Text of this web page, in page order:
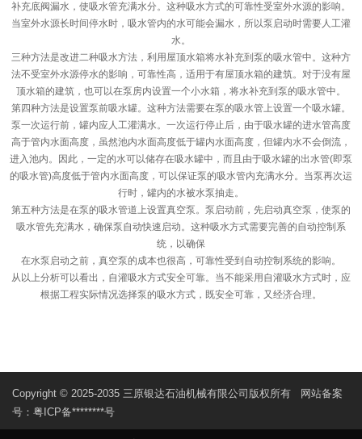
补充底阀漏水，使吸水管充满水分。这种吸水方式的可靠性受室外水源的影响。
当室外水源长时间停水时，吸水管内的水可能会漏水，所以泵启动时需要人工灌
水。
三种方法是改进二种吸水方法，利用屋顶水箱将水补充到泵的吸水管中。这种方
法不受室外水源停水的影响，可靠性高，适用于有屋顶水箱的建筑。对于没有屋
顶水箱的建筑，也可以在泵房内设置一个小水箱，将水补充到泵的吸水管中。
第四种方法是设置泵前吸水罐。这种方法需要在泵的吸水管上设置一个吸水罐。
泵一次运行前，罐内应人工灌满水。一次运行停止后，由于吸水罐的进水管高度
高于管内水面高度，虽然池内水面高度低于罐内水面高度，但罐内水不会倒流，
进入池内。因此，一定的水可以储存在吸水罐中，而且由于吸水罐的出水管(即泵
的吸水管)高度低于管内水面高度，可以保证泵的吸水管内充满水分。当泵再次运
行时，罐内的水被水泵抽走。
第五种方法是在泵的吸水管道上设置真空泵。泵启动前，先启动真空泵，使泵的
吸水管先充满水，确保泵自动快速启动。这种吸水方式需要完善的自动控制系
统，以确保
在水泵启动之前，真空泵的成本也很高，可靠性受到自动控制系统的影响。
从以上分析可以看出，自灌吸水方式安全可靠。当不能采用自灌吸水方式时，应
根据工程实际情况选择泵的吸水方式，既安全可靠，又经济合理。
Copyright © 2025-2035 三原银达石油机械有限公司版权所有 网站备案
号： 粤ICP备********号